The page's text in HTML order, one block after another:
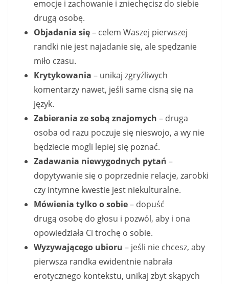
emocje i zachowanie i zniechęcisz do siebie
drugą osobę.
Objadania się– celem Waszej pierwszej
randki nie jest najadanie się, ale spędzanie
miło czasu.
Krytykowania – unikaj zgryźliwych
komentarzy nawet, jeśli same cisną się na
język.
Zabierania ze sobą znajomych – druga
osoba od razu poczuje się nieswojo, a wy nie
będziecie mogli lepiej się poznać.
Zadawania niewygodnych pytań –
dopytywanie się o poprzednie relacje, zarobki
czy intymne kwestie jest niekulturalne.
Mówienia tylko o sobie– dopuść
drugą osobę do głosu i pozwól, aby i ona
opowiedziała Ci trochę o sobie.
Wyzywającego ubioru – jeśli nie chcesz, aby
pierwsza randka ewidentnie nabrała
erotycznego kontekstu, unikaj zbyt skąpych